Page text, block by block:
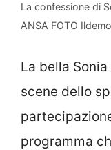
La confessione di
ANSA FOTO
La bella
scene dello
programma